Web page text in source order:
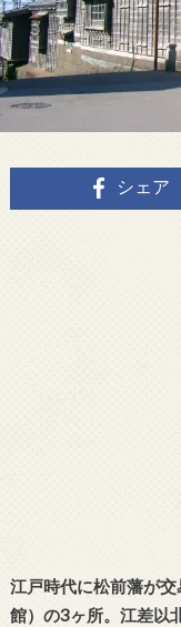
シェア
江戸時代に松前藩が
館）の3ヶ所。江差以